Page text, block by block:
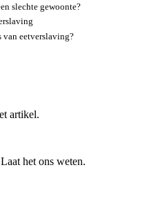
slechte gewoonte?
van eetverslaving?
artikel.
het ons weten.